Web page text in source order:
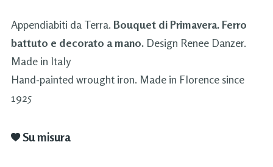
Appendiabiti da Terra. Bouquet di Primavera. Ferro
battuto e decorato a mano. Design Renee Danzer.
Made in Italy
Hand-painted wrought iron. Made in Florence since
1925
Su misura